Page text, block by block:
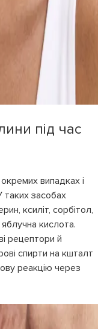
під час
випадках і
таких засобах
ксиліт, сорбітол,
кислота.
рецептори й
спирти на кшталт
реакцію через